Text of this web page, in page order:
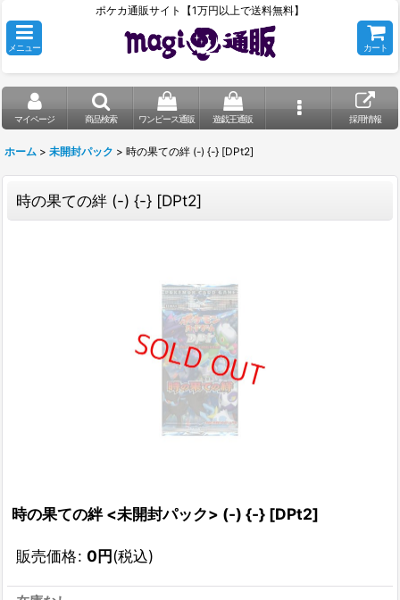
ポケカ通販サイト【1万円以上で送料無料】
メニュー カート
マイページ 商品検索 ワンピース通販 遊戯王通販 採用情報
ホーム > 未開封パック > 時の果ての絆 (-) {-} [DPt2]
時の果ての絆 (-) {-} [DPt2]
時の果ての絆 <未開封パック> (-) {-} [DPt2]
販売価格: 0円(税込)